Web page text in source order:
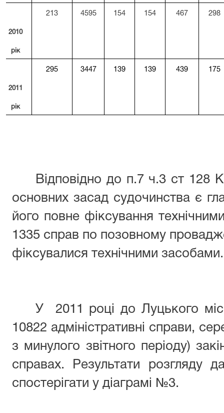
2010
рік
213 4595 154 154 467 298
2011
рік
295 3447 139 139 439 175
Відповідно до п.7 ч.3 ст 128
основних засад судочинства є
його повне фіксування
1335 справ по позовному
фіксувалися технічними засобами.
У 2011 році до Луцького
10822 адміністративні справи,
з минулого звітного періоду)
справах. Результати розгляду
спостерігати у діаграмі №3.